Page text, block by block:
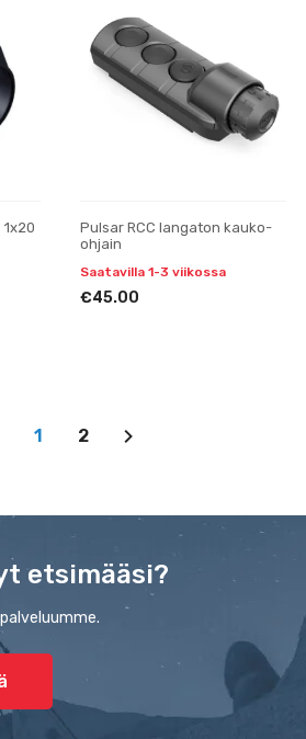
Pulsar RCC langaton kauko-
ohjain
Saatavilla 1-3 viikossa
€45.00
1 2
etsimääsi?